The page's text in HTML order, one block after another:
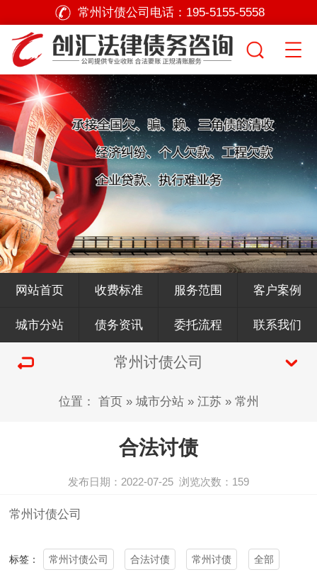
常州讨债公司电话： 195-5155-5558
网站首页 收费标准 服务范围 客户案例
城市分站 债务资讯 委托流程 联系我们
常州讨债公司
位置： 首页» 城市分站» 江苏» 常州
合法讨债
发布日期：2022-07-25 浏览次数： 159
常州讨债公司
标签： 常州讨债公司 合法讨债 常州讨债 全部